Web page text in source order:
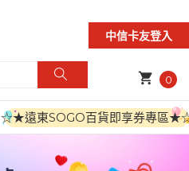
中信卡友登入
shopping_cart 0
☆★遠東SOGO百貨即享券專區